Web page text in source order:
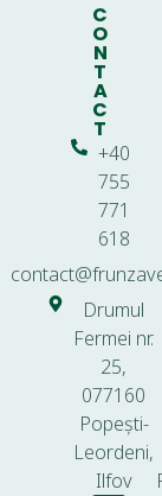
C
O
N
T
A
C
T
+40
755
771
618
Drumul
Fermei nr.
25,
077160
Popești-
Leordeni,
Ilfov